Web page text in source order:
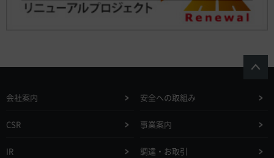
会社案内 安全への取組み
CSR 事業案内
IR 調達・お取引